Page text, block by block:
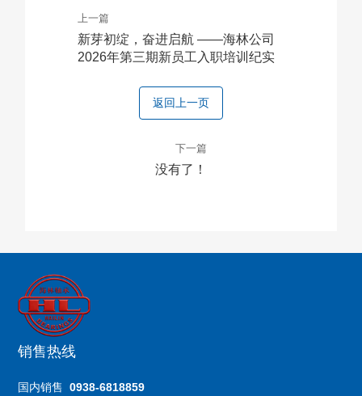
上一篇
新芽初绽，奋进启航 ——海林公司
2026年第三期新员工入职培训纪实
返回上一页
下一篇
没有了！
销售热线
国内销售 0938-6818859